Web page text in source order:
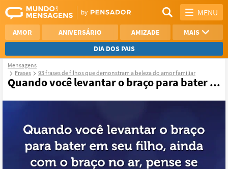
MENU
AMOR ANIVERSÁRIO AMIZADE
MAIS
DIA DOS PAIS
REFLEXÃO
AGRADECIMENTO
Mensagens
Frases
93 frases de filhos que demonstram a beleza do amor familiar
Quando você levantar o braço para bater ...